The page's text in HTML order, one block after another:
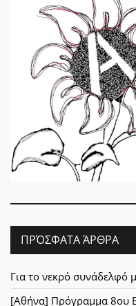
ΠΡΌΣΦΑΤΑ ΆΡΘΡΑ
Για το νεκρό συνάδελφό
[Αθήνα] Πρόγραμμα 8ου